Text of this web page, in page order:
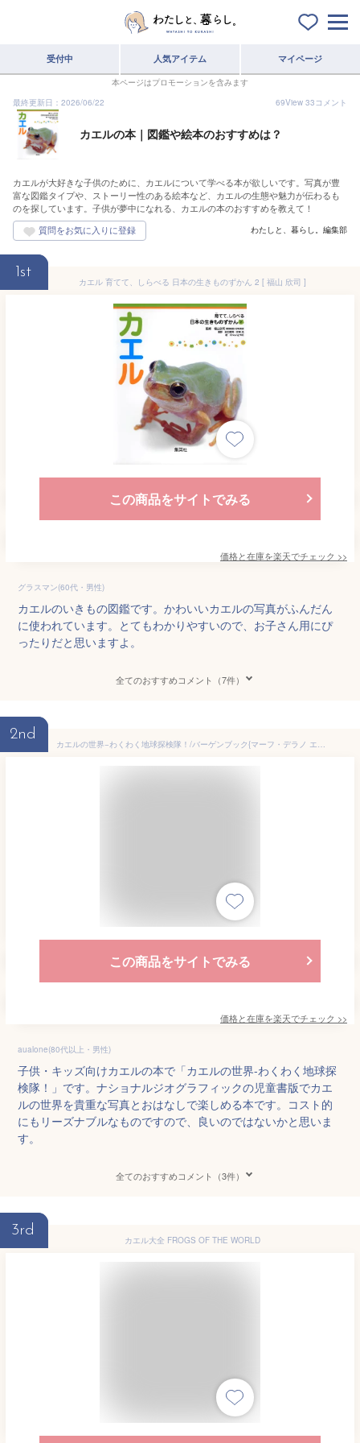
受付中 人気アイテム マイページ
本ページはプロモーションを含みます
最終更新日：2026/06/22
69View 33コメント
カエルの本｜図鑑や絵本のおすすめは？
カエルが大好きな子供のために、カエルについて学べる本が欲しいです。写真が豊
富な図鑑タイプや、ストーリー性のある絵本など、カエルの生態や魅力が伝わるも
のを探しています。子供が夢中になれる、カエルの本のおすすめを教えて！
わたしと、暮らし。編集部
1st
カエル 育てて、しらべる 日本の生きものずかん 2 [ 福山 欣司 ]
この商品をサイトでみる
価格と在庫を楽天でチェック >>
グラスマン(60代・男性)
カエルのいきもの図鑑です。かわいいカエルの写真がふんだん
に使われています。とてもわかりやすいので、お子さん用にぴ
ったりだと思いますよ。
全てのおすすめコメント（7件）
2nd
カエルの世界−わくわく地球探検隊！/バーゲンブック{マーフ・デラノ エムディエヌコーポレーシ 子ども ドリル 未就学児向け絵本/もじ/すうじ 未就学児向け絵本 もじ すうじ 児童 子供 こども 絵本 えほん 未就学 就学 児童書 写真 科学 地球 日本 写真家 写真集}
この商品をサイトでみる
価格と在庫を楽天でチェック >>
aualone(80代以上・男性)
子供・キッズ向けカエルの本で「カエルの世界-わくわく地球探
検隊！」です。ナショナルジオグラフィックの児童書版でカエ
ルの世界を貴重な写真とおはなしで楽しめる本です。コスト的
にもリーズナブルなものですので、良いのではないかと思いま
す。
全てのおすすめコメント（3件）
3rd
カエル大全 FROGS OF THE WORLD